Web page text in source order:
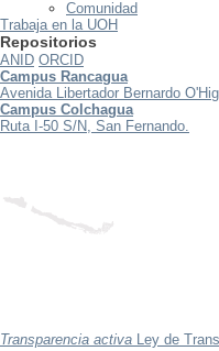
Comunidad
Trabaja en la UOH
Repositorios
ANID ORCID
Campus Rancagua
Avenida Libertador Bernardo
Campus Colchagua
Ruta I-50 S/N, San Fernando.
Transparencia activa Ley de